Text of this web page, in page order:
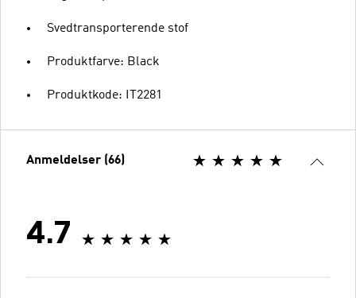
Svedtransporterende stof
Produktfarve: Black
Produktkode: IT2281
Anmeldelser (66)
4.7